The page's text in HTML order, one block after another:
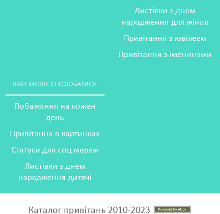
Листівки з днем
народження для жінок
Привітання з ювілеєм
Привітання з іменинами
ВАМ МОЖЕ СПОДОБАТИСЬ
Побажання на кожен
день
Привітання в картинках
Статуси для соц мереж
Листівки з днем
народження дитячі
Каталог привітань 2010-2023